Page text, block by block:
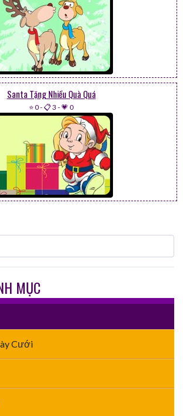
Santa Tặng Nhiều Quà Quá
⭐ 0-📋 3 -💗 0
MỤC
Cưới